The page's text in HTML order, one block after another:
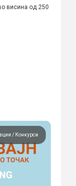
висина од 250
Конкурси